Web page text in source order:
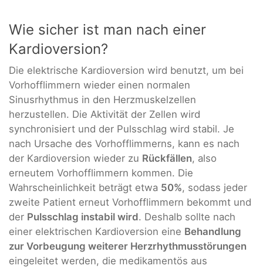
Wie sicher ist man nach einer
Kardioversion?
Die elektrische Kardioversion wird benutzt, um bei
Vorhofflimmern wieder einen normalen
Sinusrhythmus in den Herzmuskelzellen
herzustellen. Die Aktivität der Zellen wird
synchronisiert und der Pulsschlag wird stabil. Je
nach Ursache des Vorhofflimmerns, kann es nach
der Kardioversion wieder zu Rückfällen, also
erneutem Vorhofflimmern kommen. Die
Wahrscheinlichkeit beträgt etwa 50%, sodass jeder
zweite Patient erneut Vorhofflimmern bekommt und
der Pulsschlag instabil wird. Deshalb sollte nach
einer elektrischen Kardioversion eine Behandlung
zur Vorbeugung weiterer Herzrhythmusstörungen
eingeleitet werden, die medikamentös aus